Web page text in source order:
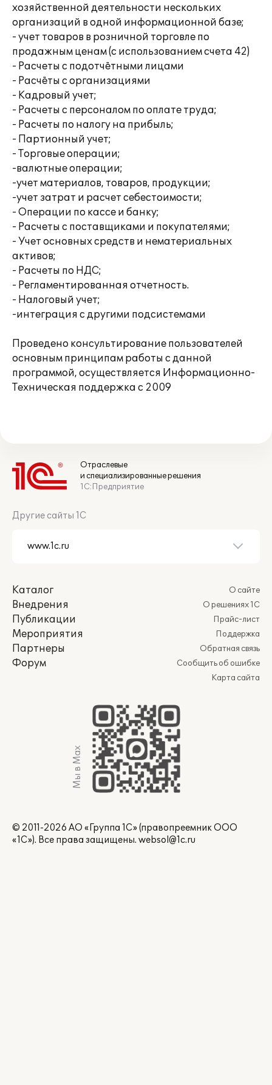
хозяйственной деятельности нескольких
организаций в одной информационной базе;
- учет товаров в розничной торговле по
продажным ценам (с использованием счета 42)
- Расчеты с подотчётными лицами
- Расчёты с организациями
- Кадровый учет;
- Расчеты с персоналом по оплате труда;
- Расчеты по налогу на прибыль;
- Партионный учет;
- Торговые операции;
-валютные операции;
-учет материалов, товаров, продукции;
-учет затрат и расчет себестоимости;
- Операции по кассе и банку;
- Расчеты с поставщиками и покупателями;
- Учет основных средств и нематериальных
активов;
- Расчеты по НДС;
- Регламентированная отчетность.
- Налоговый учет;
-интеграция с другими подсистемами
Проведено консультирование пользователей
основным принципам работы с данной
программой, осуществляется Информационно-
Техническая поддержка c 2009
Отраслевые
и специализированные решения
1С:Предприятие
Другие сайты 1С
Каталог
Внедрения
Публикации
Мероприятия
Партнеры
Форум
О сайте
О решениях 1С
Прайс-лист
Поддержка
Обратная связь
Сообщить об ошибке
Карта сайта
Мы в Max
© 2011-2026 АО «Группа 1С» (правопреемник ООО
«1С»). Все права защищены. websol@1c.ru